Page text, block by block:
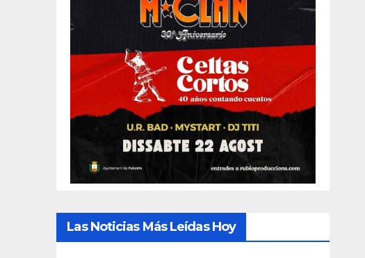
Las Noticias Más Leídas Hoy